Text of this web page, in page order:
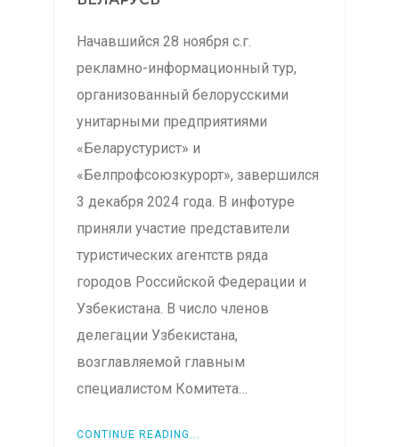
Начавшийся 28 ноября с.г.
рекламно-информационный тур,
организованный белорусскими
унитарными предприятиями
«Беларустурист» и
«Белпрофсоюзкурорт», завершился
3 декабря 2024 года. В инфотуре
приняли участие представители
туристических агентств ряда
городов Российской Федерации и
Узбекистана. В число членов
делегации Узбекистана,
возглавляемой главным
специалистом Комитета…
CONTINUE READING...